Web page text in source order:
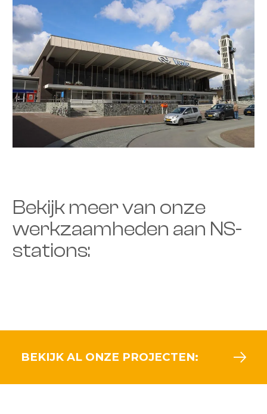
Bekijk meer van onze
werkzaamheden aan NS-
stations:
BEKIJK AL ONZE PROJECTEN: